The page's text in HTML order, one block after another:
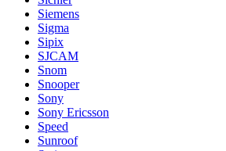
Siemens
Sigma
Sipix
SJCAM
Snom
Snooper
Sony
Sony Ericsson
Speed
Sunroof